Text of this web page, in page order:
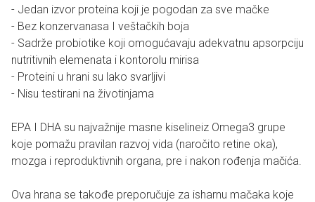
- Jedan izvor proteina koji je pogodan za sve mačke
- Bez konzervanasa I veštačkih boja
- Sadrže probiotike koji omogućavaju adekvatnu apsorpciju
nutritivnih elemenata i kontorolu mirisa
- Proteini u hrani su lako svarljivi
- Nisu testirani na životinjama
EPA I DHA su najvažnije masne kiselineiz Omega3 grupe
koje pomažu pravilan razvoj vida (naročito retine oka),
mozga i reproduktivnih organa, pre i nakon rođenja mačića.
Ova hrana se takođe preporučuje za isharnu mačaka koje